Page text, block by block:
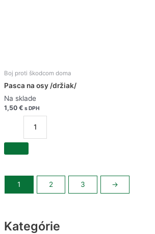
Kategórie
Boj proti škodcom doma
Pasca na osy /držiak/
Na sklade
1,50 € s DPH
na
osy
1 2 3 →